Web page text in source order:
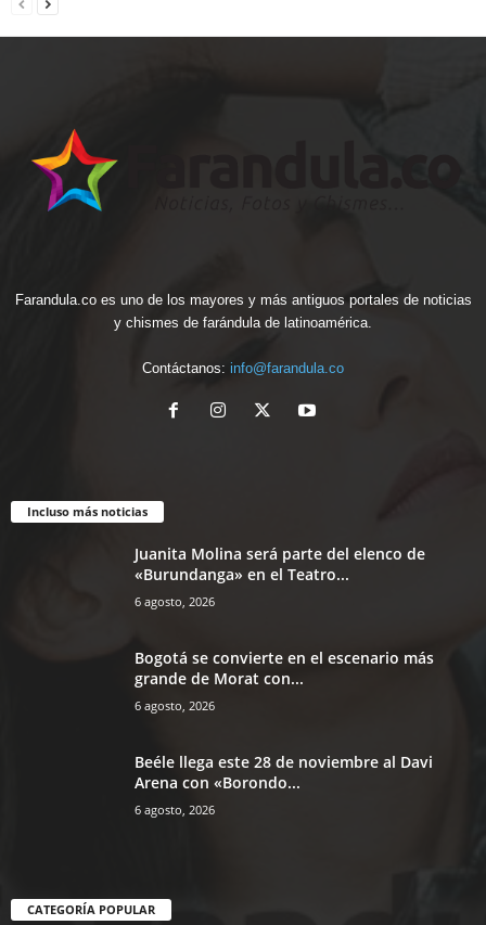
Farandula.co es uno de los mayores y más antiguos portales de noticias
y chismes de farándula de latinoamérica.
Contáctanos: info@farandula.co
Incluso más noticias
Juanita Molina será parte del elenco de
«Burundanga» en el Teatro...
6 agosto, 2026
Bogotá se convierte en el escenario más
grande de Morat con...
6 agosto, 2026
Beéle llega este 28 de noviembre al Davi
Arena con «Borondo...
6 agosto, 2026
CATEGORÍA POPULAR